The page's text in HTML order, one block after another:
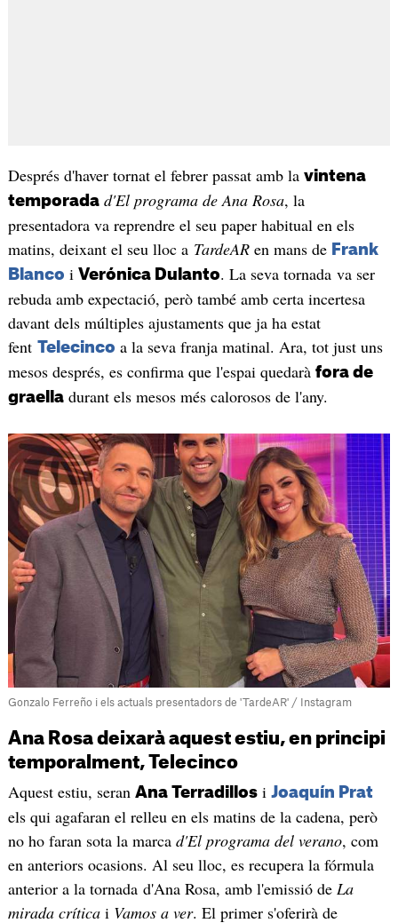
Després d'haver tornat el febrer passat amb la vintena
temporada d'El programa de Ana Rosa, la
presentadora va reprendre el seu paper habitual en els
matins, deixant el seu lloc a TardeARen mans de Frank
Blanco i Verónica Dulanto. La seva tornada va ser
rebuda amb expectació, però també amb certa incertesa
davant dels múltiples ajustaments que ja ha estat
fent Telecinco a la seva franja matinal. Ara, tot just uns
mesos després, es confirma que l'espai quedarà fora de
graelladurant els mesos més calorosos de l'any.
Gonzalo Ferreño i els actuals presentadors de 'TardeAR' / Instagram
Ana Rosa deixarà aquest estiu, en principi
temporalment, Telecinco
Aquest estiu, seran Ana Terradillosi Joaquín Prat
els qui agafaran el relleu en els matins de la cadena, però
no ho faran sota la marca d'El programa del verano, com
en anteriors ocasions. Al seu lloc, es recupera la fórmula
anterior a la tornada d'Ana Rosa, amb l'emissió de La
mirada críticai Vamos a ver. El primer s'oferirà de